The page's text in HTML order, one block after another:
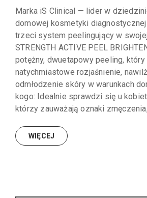
Marka iS Clinical — lider w
domowej kosmetyki
trzeci system peelingujący w
STRENGTH ACTIVE PEEL
potężny, dwuetapowy peeling,
natychmiastowe rozjaśnienie,
odmłodzenie skóry w warunkach
kogo: Idealnie sprawdzi się u
którzy zauważają oznaki
WIĘCEJ